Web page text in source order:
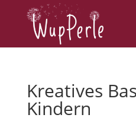
Kreatives
Kindern